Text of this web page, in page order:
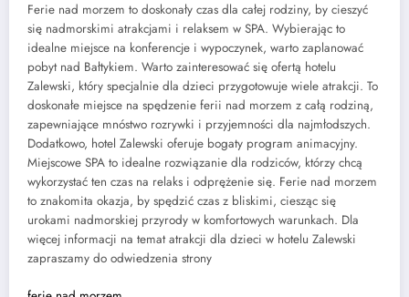
Ferie nad morzem to doskonały czas dla całej rodziny, by cieszyć
się nadmorskimi atrakcjami i relaksem w SPA. Wybierając to
idealne miejsce na konferencje i wypoczynek, warto zaplanować
pobyt nad Bałtykiem. Warto zainteresować się ofertą hotelu
Zalewski, który specjalnie dla dzieci przygotowuje wiele atrakcji. To
doskonałe miejsce na spędzenie ferii nad morzem z całą rodziną,
zapewniające mnóstwo rozrywki i przyjemności dla najmłodszych.
Dodatkowo, hotel Zalewski oferuje bogaty program animacyjny.
Miejscowe SPA to idealne rozwiązanie dla rodziców, którzy chcą
wykorzystać ten czas na relaks i odprężenie się. Ferie nad morzem
to znakomita okazja, by spędzić czas z bliskimi, ciesząc się
urokami nadmorskiej przyrody w komfortowych warunkach. Dla
więcej informacji na temat atrakcji dla dzieci w hotelu Zalewski
zapraszamy do odwiedzenia strony